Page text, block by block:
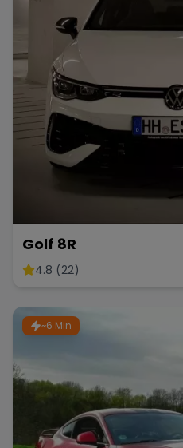
Golf 8R
4.8 (22)
~6 Min